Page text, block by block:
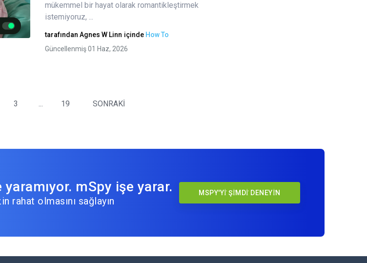
Twitter
mükemmel bir hayat olarak romantikleştirmek
istemiyoruz, ...
tarafından Agnes W Linn içinde How To
Güncellenmiş 01 Haz, 2026
3 ... 19 SONRAKİ
mSpy işe yarar.
rahat olmasını sağlayın
MSPY'Yİ ŞİMDİ DENEYİN